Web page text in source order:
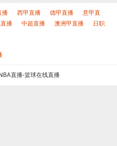
播 西甲直播 德甲直播
意甲直
播 中超直播 澳洲甲直播
日职
直播-篮球在线直播